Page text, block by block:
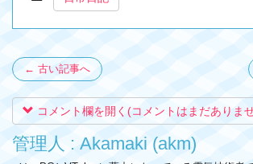
← 古い記事へ
コメント欄を開く(コメントはまだありま
管理人 : Akamaki (akm)